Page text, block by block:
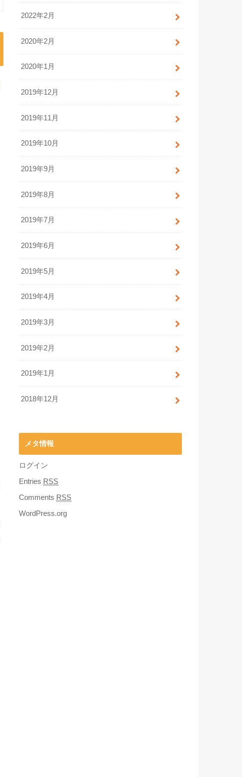
2022年2月
2020年2月
2020年1月
2019年12月
2019年11月
2019年10月
2019年9月
2019年8月
2019年7月
2019年6月
2019年5月
2019年4月
2019年3月
2019年2月
2019年1月
2018年12月
メタ情報
ログイン
Entries RSS
Comments RSS
WordPress.org